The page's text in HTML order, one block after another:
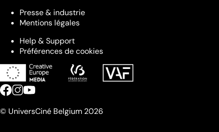
Presse & industrie
Mentions légales
Help & Support
Préférences de cookies
© UniversCiné Belgium 2026